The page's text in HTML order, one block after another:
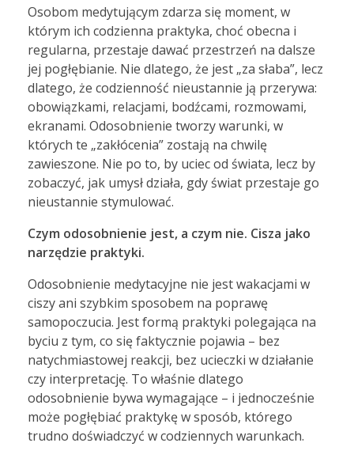
Osobom medytującym zdarza się moment, w
którym ich codzienna praktyka, choć obecna i
regularna, przestaje dawać przestrzeń na dalsze
jej pogłębianie. Nie dlatego, że jest „za słaba”, lecz
dlatego, że codzienność nieustannie ją przerywa:
obowiązkami, relacjami, bodźcami, rozmowami,
ekranami. Odosobnienie tworzy warunki, w
których te „zakłócenia” zostają na chwilę
zawieszone. Nie po to, by uciec od świata, lecz by
zobaczyć, jak umysł działa, gdy świat przestaje go
nieustannie stymulować.
Czym odosobnienie jest, a czym nie. Cisza jako
narzędzie praktyki.
Odosobnienie medytacyjne nie jest wakacjami w
ciszy ani szybkim sposobem na poprawę
samopoczucia. Jest formą praktyki polegająca na
byciu z tym, co się faktycznie pojawia – bez
natychmiastowej reakcji, bez ucieczki w działanie
czy interpretację. To właśnie dlatego
odosobnienie bywa wymagające – i jednocześnie
może pogłębiać praktykę w sposób, którego
trudno doświadczyć w codziennych warunkach.